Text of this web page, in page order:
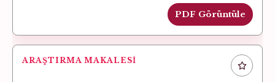
PDF Görüntüle
ARAŞTIRMA MAKALESI